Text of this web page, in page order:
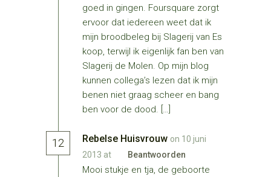
goed in gingen. Foursquare zorgt
ervoor dat iedereen weet dat ik
mijn broodbeleg bij Slagerij van Es
koop, terwijl ik eigenlijk fan ben van
Slagerij de Molen. Op mijn blog
kunnen collega’s lezen dat ik mijn
benen niet graag scheer en bang
ben voor de dood. […]
12 Rebelse Huisvrouw on 10 juni
2013 at
Beantwoorden
Mooi stukje en tja, de geboorte